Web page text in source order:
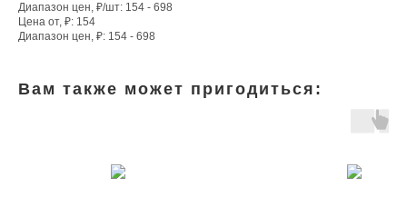
Диапазон цен, ₽/шт: 154 - 698
Цена от, ₽: 154
Диапазон цен, ₽: 154 - 698
Вам также может пригодиться: